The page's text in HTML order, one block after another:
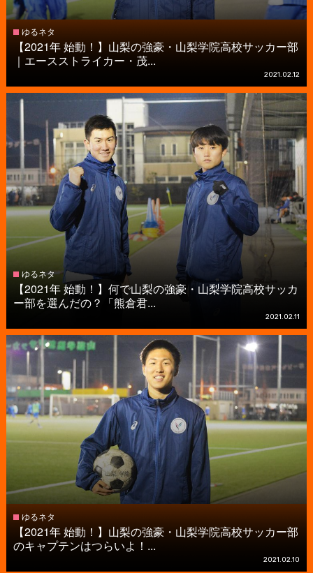
ゆるネタ
【2021年 始動！】山梨の強豪・山梨学院高校サッカー部
｜エースストライカー・茂...
2021.02.12
ゆるネタ
【2021年 始動！】何で山梨の強豪・山梨学院高校サッカ
ー部を選んだの？「熊倉君...
2021.02.11
ゆるネタ
【2021年 始動！】山梨の強豪・山梨学院高校サッカー部
のキャプテンはつらいよ！...
2021.02.10